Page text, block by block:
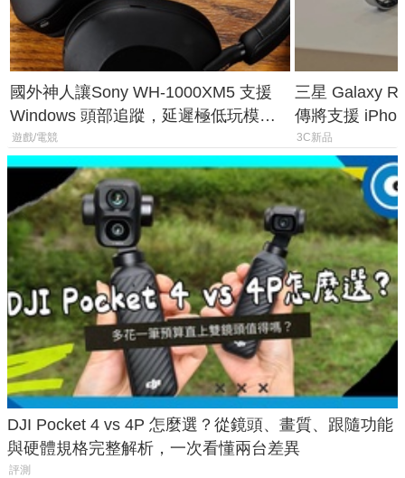
國外神人讓Sony WH-1000XM5 支援
Windows 頭部追蹤，延遲極低玩模擬
飛行超有感
遊戲/電競
三星 Galaxy
傳將支援
慧家電連動功
3C新品
DJI Pocket 4 vs 4P 怎麼選？從鏡頭、畫質、跟隨功能
與硬體規格完整解析，一次看懂兩台差異
評測